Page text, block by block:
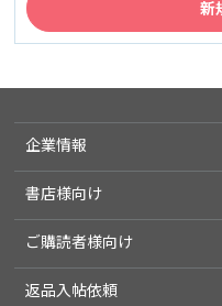
企業情報
書店様向け
ご購読者様向け
返品入帖依頼